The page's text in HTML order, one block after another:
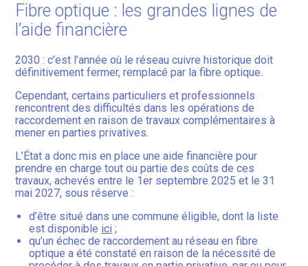
Fibre optique : les grandes lignes de
l’aide financière
2030 : c’est l’année où le réseau cuivre historique doit
définitivement fermer, remplacé par la fibre optique.
Cependant, certains particuliers et professionnels
rencontrent des difficultés dans les opérations de
raccordement en raison de travaux complémentaires à
mener en parties privatives.
L’État a donc mis en place une aide financière pour
prendre en charge tout ou partie des coûts de ces
travaux, achevés entre le 1er septembre 2025 et le 31
mai 2027, sous réserve :
d’être situé dans une commune éligible, dont la liste
est disponible ici ;
qu’un échec de raccordement au réseau en fibre
optique a été constaté en raison de la nécessité de